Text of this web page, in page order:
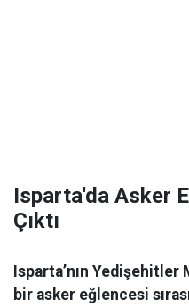
Isparta'da Asker
Çıktı
Isparta’nın
bir asker eğlencesi